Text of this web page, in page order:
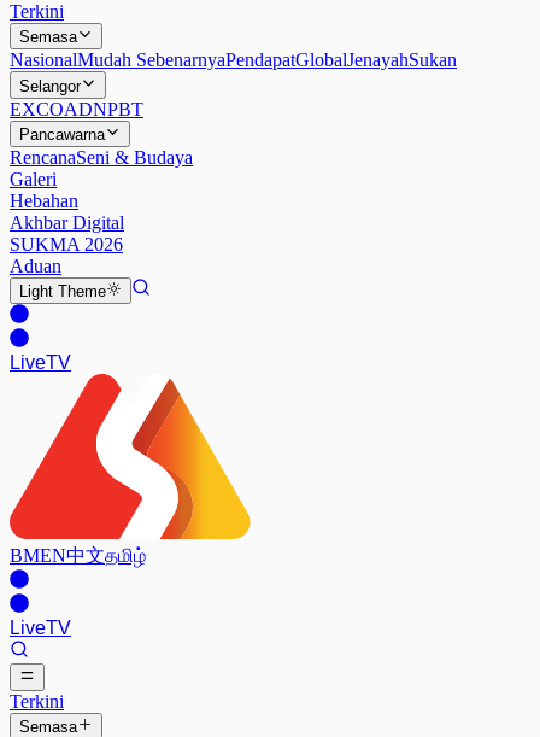
Terkini
Semasa
NasionalMudah SebenarnyaPendapatGlobalJenayahSukan
Selangor
EXCOADNPBT
Pancawarna
RencanaSeni & Budaya
Galeri
Hebahan
Akhbar Digital
SUKMA 2026
Aduan
Light Theme
LiveTV
BMEN中文தமிழ்
LiveTV
Terkini
Semasa